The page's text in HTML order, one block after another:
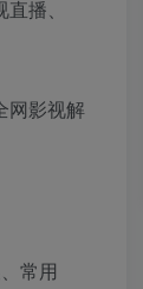
播、
网影视解
常用